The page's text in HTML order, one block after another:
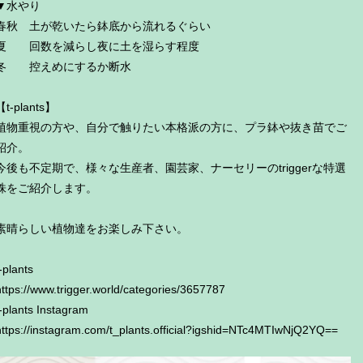
やり
秋 土が乾いたら鉢底から流れるぐらい
回数を減らし夜に土を湿らす程度
控えめにするか断水
t-plants】
物重視の方や、自分で触りたい本格派の方に、プラ鉢や抜き苗でご
介。
後も不定期で、様々な生産者、園芸家、ナーセリーのtriggerな特選
をご紹介します。
晴らしい植物達をお楽しみ下さい。
plants
www.trigger.world/categories/3657787
plants Instagram
instagram.com/t_plants.official?igshid=NTc4MTIwNjQ2YQ==